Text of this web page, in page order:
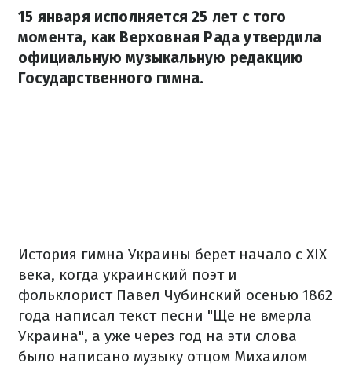
15 января исполняется 25 лет с того
момента, как Верховная Рада утвердила
официальную музыкальную редакцию
Государственного гимна.
История гимна Украины берет начало с XIX
века, когда украинский поэт и
фольклорист Павел Чубинский осенью 1862
года написал текст песни "Ще не вмерла
Украина", а уже через год на эти слова
было написано музыку отцом Михаилом